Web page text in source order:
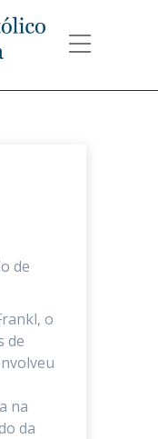
de
o
de
na
da